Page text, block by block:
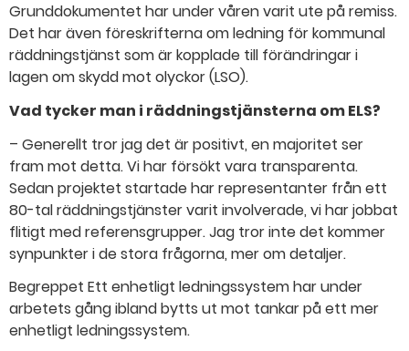
Grunddokumentet har under våren varit ute på remiss.
Det har även föreskrifterna om ledning för kommunal
räddningstjänst som är kopplade till förändringar i
lagen om skydd mot olyckor (LSO).
Vad tycker man i räddningstjänsterna om ELS?
– Generellt tror jag det är positivt, en majoritet ser
fram mot detta. Vi har försökt vara transparenta.
Sedan projektet startade har representanter från ett
80-tal räddningstjänster varit involverade, vi har jobbat
flitigt med referensgrupper. Jag tror inte det kommer
synpunkter i de stora frågorna, mer om detaljer.
Begreppet Ett enhetligt ledningssystem har under
arbetets gång ibland bytts ut mot tankar på ett mer
enhetligt ledningssystem.